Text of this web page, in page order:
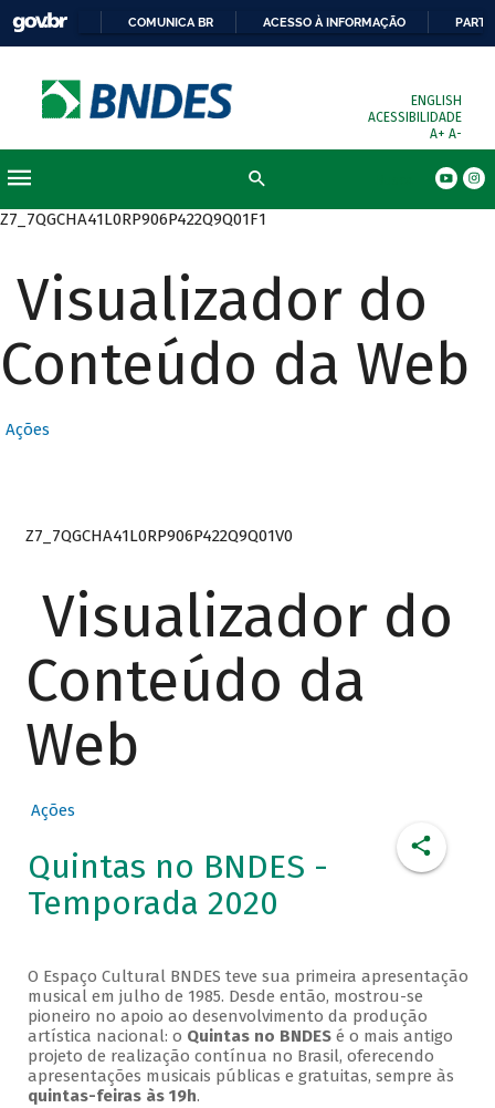
COMUNICA BR ACESSO À INFORMAÇÃO
ENGLISH
ACESSIBILIDADE
A+ A-
Z7_7QGCHA41L0RP906P422Q9Q01F1
Visualizador do
Conteúdo da Web
Ações
Z7_7QGCHA41L0RP906P422Q9Q01V0
Visualizador do
Conteúdo da
Web
Ações
Quintas no BNDES -
Temporada 2020
O Espaço Cultural BNDES teve sua primeira apresentação
musical em julho de 1985. Desde então, mostrou-se
pioneiro no apoio ao desenvolvimento da produção
artística nacional: o Quintas no BNDESé o mais antigo
projeto de realização contínua no Brasil, oferecendo
apresentações musicais públicas e gratuitas, sempre às
quintas-feiras às 19h.